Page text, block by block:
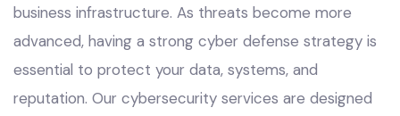
business infrastructure. As threats become more
advanced, having a strong cyber defense strategy is
essential to protect your data, systems, and
reputation. Our cybersecurity services are designed